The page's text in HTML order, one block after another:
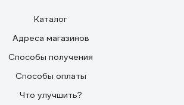
Каталог
Адреса магазинов
Способы получения
Способы оплаты
Что улучшить?